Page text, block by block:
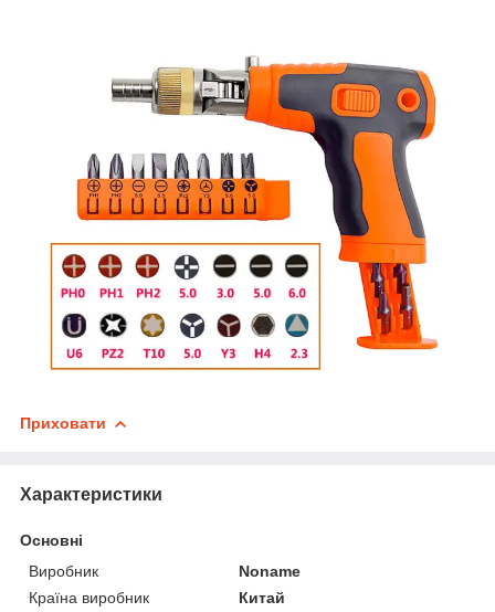
Приховати
Характеристики
Основні
Виробник
Noname
Країна виробник
Китай